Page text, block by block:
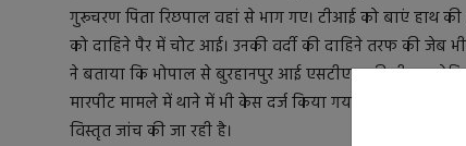
गुरूचरण पिता रिछपाल वहां से भाग गए। टीआई को बाएं हाथ
को दाहिने पैर में चोट आई। उनकी वर्दी की दाहिने तरफ की जेब
ने बताया कि भोपाल से बुरहानपुर आई एसटीएफ की टीम
मारपीट मामले में थाने में भी केस दर्ज किया गया है। भोपाल
विस्तृत जांच की जा रही है।